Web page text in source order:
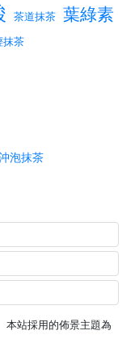
茶道抹茶 葉綠素
抹茶
泡抹茶
本站採用的佈景主題為